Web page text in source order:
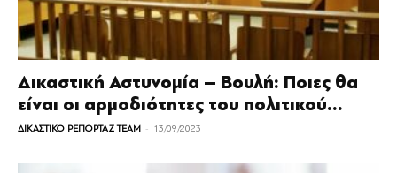
Δικαστική Αστυνομία – Βουλή: Ποιες θα
είναι οι αρμοδιότητες του πολιτικού...
ΔΙΚΑΣΤΙΚΟ ΡΕΠΟΡΤΑΖ TEAM - 13/09/2023